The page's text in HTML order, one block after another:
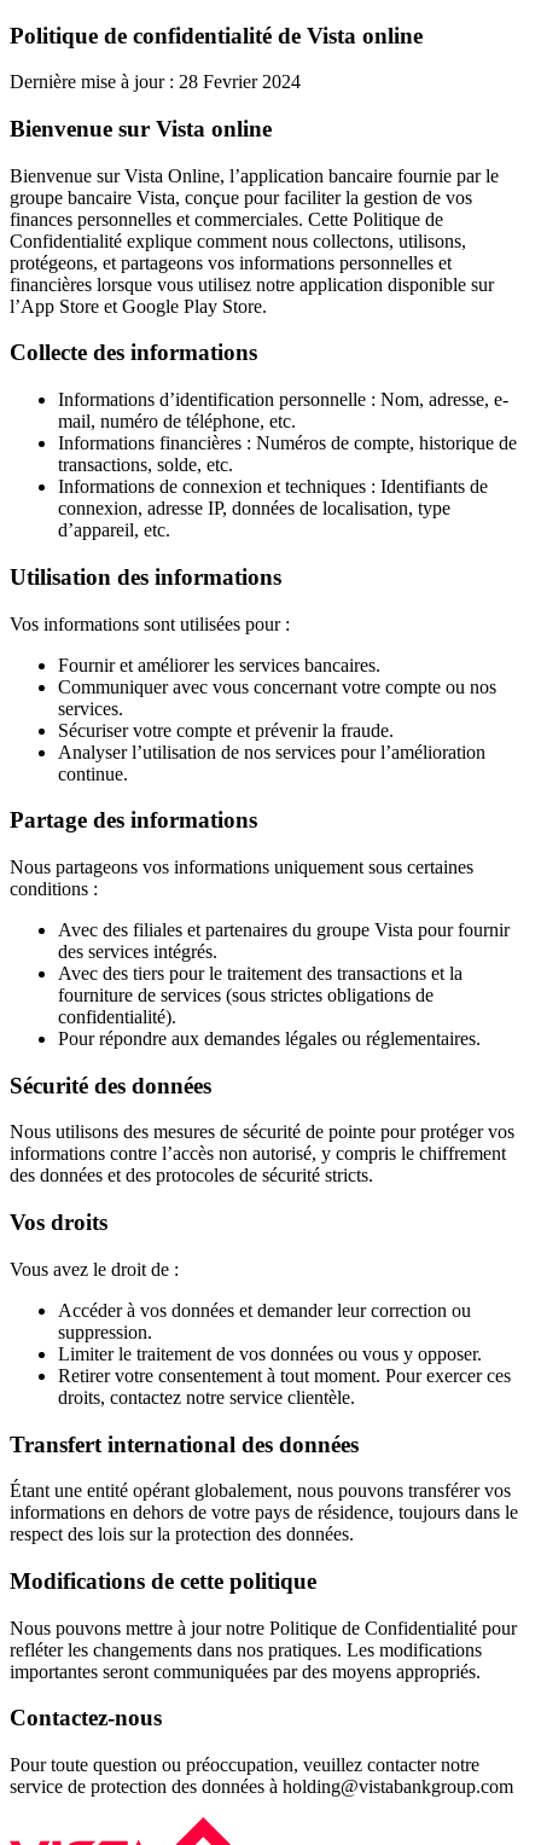
Politique de confidentialité de Vista online
Dernière mise à jour : 28 Fevrier 2024
Bienvenue sur Vista online
Bienvenue sur Vista Online, l’application bancaire fournie par le
groupe bancaire Vista, conçue pour faciliter la gestion de vos
finances personnelles et commerciales. Cette Politique de
Confidentialité explique comment nous collectons, utilisons,
protégeons, et partageons vos informations personnelles et
financières lorsque vous utilisez notre application disponible sur
l’App Store et Google Play Store.
Collecte des informations
Informations d’identification personnelle : Nom, adresse, e-
mail, numéro de téléphone, etc.
Informations financières : Numéros de compte, historique de
transactions, solde, etc.
Informations de connexion et techniques : Identifiants de
connexion, adresse IP, données de localisation, type
d’appareil, etc.
Utilisation des informations
Vos informations sont utilisées pour :
Fournir et améliorer les services bancaires.
Communiquer avec vous concernant votre compte ou nos
services.
Sécuriser votre compte et prévenir la fraude.
Analyser l’utilisation de nos services pour l’amélioration
continue.
Partage des informations
Nous partageons vos informations uniquement sous certaines
conditions :
Avec des filiales et partenaires du groupe Vista pour fournir
des services intégrés.
Avec des tiers pour le traitement des transactions et la
fourniture de services (sous strictes obligations de
confidentialité).
Pour répondre aux demandes légales ou réglementaires.
Sécurité des données
Nous utilisons des mesures de sécurité de pointe pour protéger vos
informations contre l’accès non autorisé, y compris le chiffrement
des données et des protocoles de sécurité stricts.
Vos droits
Vous avez le droit de :
Accéder à vos données et demander leur correction ou
suppression.
Limiter le traitement de vos données ou vous y opposer.
Retirer votre consentement à tout moment. Pour exercer ces
droits, contactez notre service clientèle.
Transfert international des données
Étant une entité opérant globalement, nous pouvons transférer vos
informations en dehors de votre pays de résidence, toujours dans le
respect des lois sur la protection des données.
Modifications de cette politique
Nous pouvons mettre à jour notre Politique de Confidentialité pour
refléter les changements dans nos pratiques. Les modifications
importantes seront communiquées par des moyens appropriés.
Contactez-nous
Pour toute question ou préoccupation, veuillez contacter notre
service de protection des données à holding@vistabankgroup.com